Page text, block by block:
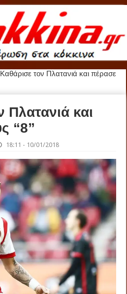
Καθάρισε τον Πλατανιά και πέρασε
Πλατανιά και
“8”
18:11 - 10/01/2018